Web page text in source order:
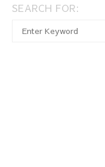
SEARCH FOR:
When